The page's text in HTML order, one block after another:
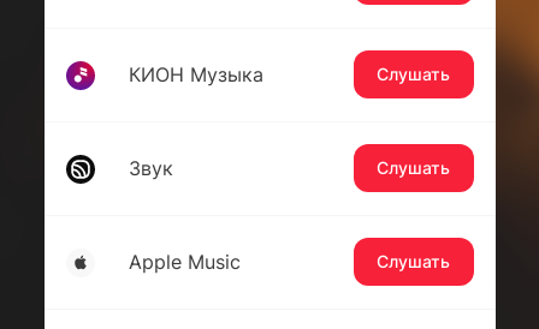
КИОН Музыка Слушать
Звук Слушать
Apple Music Слушать